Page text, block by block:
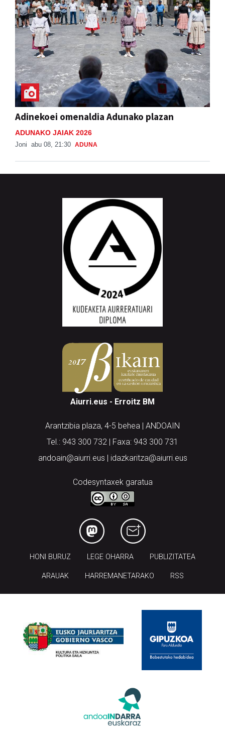
Adinekoei omenaldia Adunako plazan
ADUNAKO JAIAK 2026
Joni abu 08, 21:30 ADUNA
Aiurri.eus - Erroitz BM
Arantzibia plaza, 4-5 behea | ANDOAIN
Tel.: 943 300 732 | Faxa: 943 300 731
andoain@aiurri.eus | idazkaritza@aiurri.eus
Codesyntaxek garatua
HONI BURUZ LEGE OHARRA PUBLIZITATEA
ARAUAK HARREMANETARAKO RSS